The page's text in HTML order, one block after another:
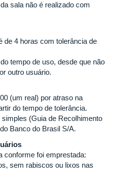
sala não é realizado com
de 4 horas com tolerância de
tempo de uso, desde que não
outro usuário.
(um real) por atraso na
do tempo de tolerância.
(Guia de Recolhimento
Banco do Brasil S/A.
conforme foi emprestada:
sem rabiscos ou lixos nas